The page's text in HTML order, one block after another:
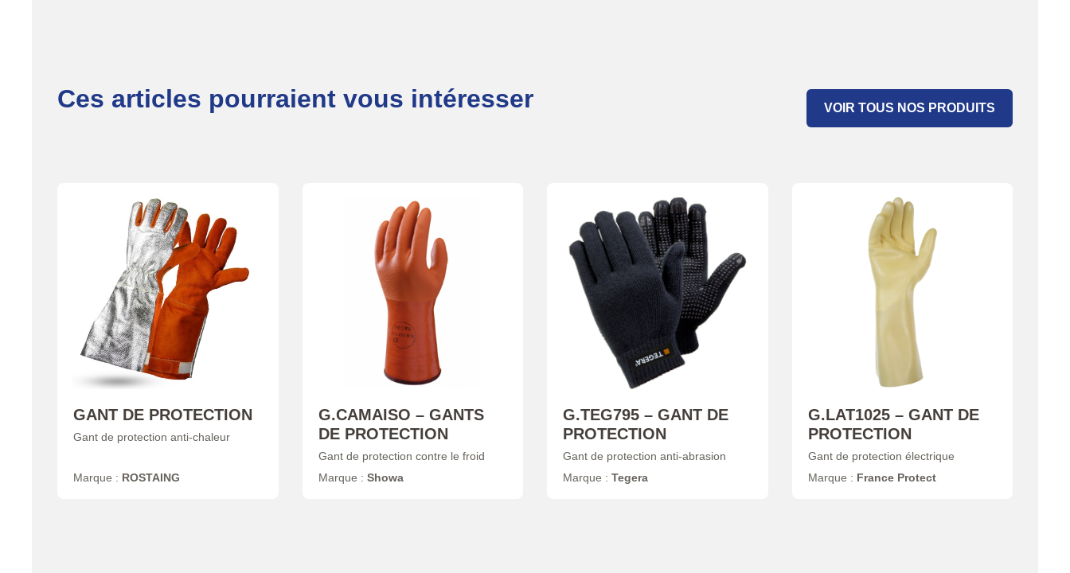
Ces articles pourraient vous intéresser VOIR TOUS NOS PRODUITS
GANT DE PROTECTION
Gant de protection anti-chaleur
Marque : ROSTAING
G.CAMAISO – GANTS
DE PROTECTION
Gant de protection contre le froid
Marque : Showa
G.TEG795 – GANT DE
PROTECTION
Gant de protection anti-abrasion
Marque : Tegera
G.LAT1025 – GANT DE
PROTECTION
Gant de protection électrique
Marque : France Protect